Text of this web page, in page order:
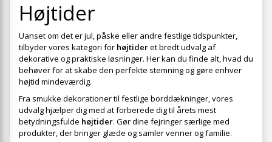
Højtider
Uanset om det er jul, påske eller andre festlige tidspunkter,
tilbyder vores kategori for højtideret bredt udvalg af
dekorative og praktiske løsninger. Her kan du finde alt, hvad du
behøver for at skabe den perfekte stemning og gøre enhver
højtid mindeværdig.
Fra smukke dekorationer til festlige borddækninger, vores
udvalg hjælper dig med at forberede dig til årets mest
betydningsfulde højtider. Gør dine fejringer særlige med
produkter, der bringer glæde og samler venner og familie.